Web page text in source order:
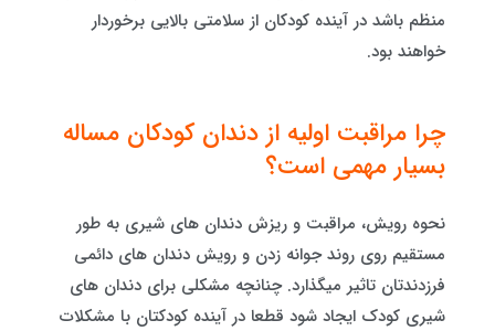
منظم باشد در آینده کودکان از سلامتی بالایی برخوردار
خواهند بود.
چرا مراقبت اولیه از دندان کودکان مساله
بسیار مهمی است؟
نحوه رویش، مراقبت و ریزش دندان های شیری به طور
مستقیم روی روند جوانه زدن و رویش دندان های دائمی
فرزدندتان تاثیر میگذارد. چنانچه مشکلی برای دندان های
شیری کودک ایجاد شود قطعا در آینده کودکتان با مشکلات